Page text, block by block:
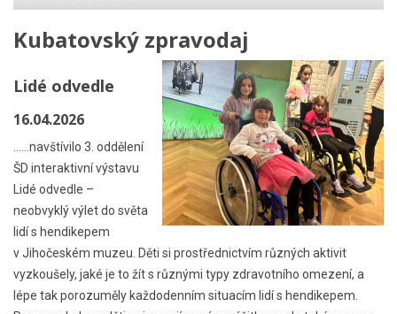
Kubatovský zpravodaj
Lidé odvedle
16.04.2026
......navštívilo 3. oddělení
ŠD interaktivní výstavu
Lidé odvedle –
neobvyklý výlet do světa
lidí s hendikepem
v Jihočeském muzeu. Děti si prostřednictvím různých aktivit
vyzkoušely, jaké je to žít s různými typy zdravotního omezení, a
lépe tak porozuměly každodenním situacím lidí s hendikepem.